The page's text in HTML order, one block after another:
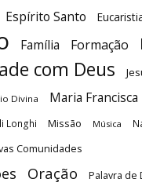
Espírito Santo
Família Formação
com Deus
Divina Maria Francisca
Longhi Missão Música
Comunidades
Oração Palavra de